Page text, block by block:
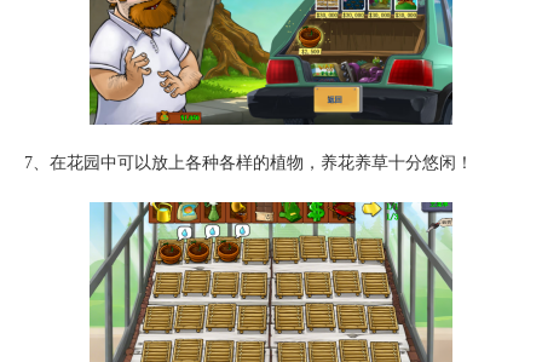
7、在花园中可以放上各种各样的植物，养花养草十分悠闲！